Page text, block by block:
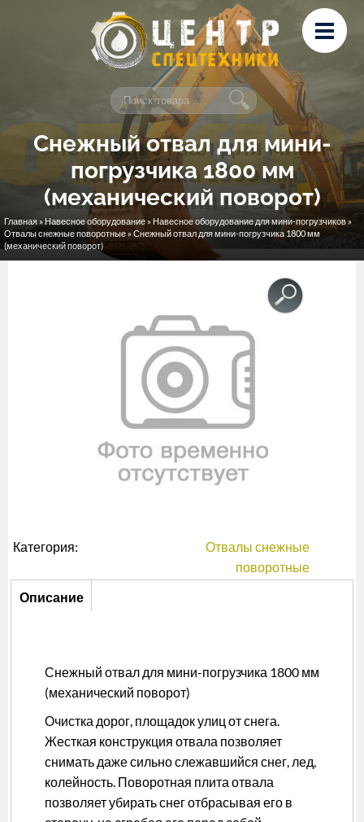
Перейти к основному содержанию
Лизинг
Сервис и ремонт
Контакты
Снежный отвал для мини-
погрузчика 1800 мм
(механический поворот)
Вы здесь
Главная » Навесное оборудование » Навесное оборудование для мини-погрузчиков»
Отвалы снежные поворотные » Снежный отвал для мини-погрузчика 1800 мм
(механический поворот)
Категория:
Отвалы снежные
поворотные
Описание
Описание
Снежный отвал для мини-погрузчика 1800 мм
(механический поворот)
Очистка дорог, площадок улиц от снега.
Жесткая конструкция отвала позволяет
снимать даже сильно слежавшийся снег, лед,
колейность. Поворотная плита отвала
позволяет убирать снег отбрасывая его в